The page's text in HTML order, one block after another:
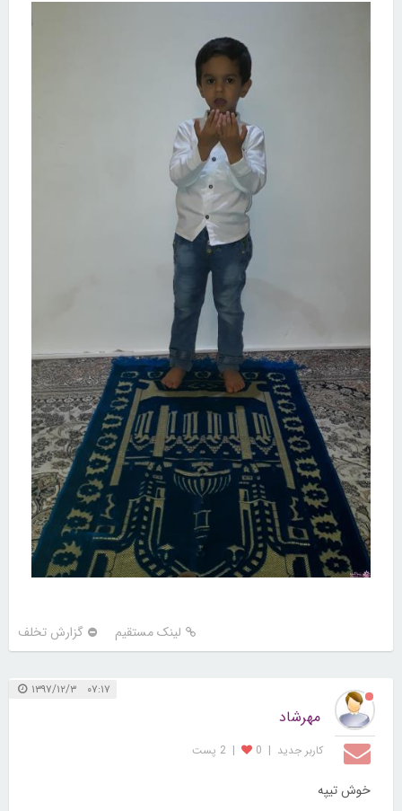
لینک مستقیم گزارش تخلف
۰۷:۱۷ ۱۳۹۷/۱۲/۳
مهرشاد
کاربر جديد |
0
| 2 پست
خوش تیپه